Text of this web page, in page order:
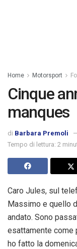
Home Motorsport
Cinque
manques
di Barbara Premoli
Tempo di lettura: 2
Caro Jules, sul
Massimo e quello
andato. Sono
esattamente come
ho fatto la